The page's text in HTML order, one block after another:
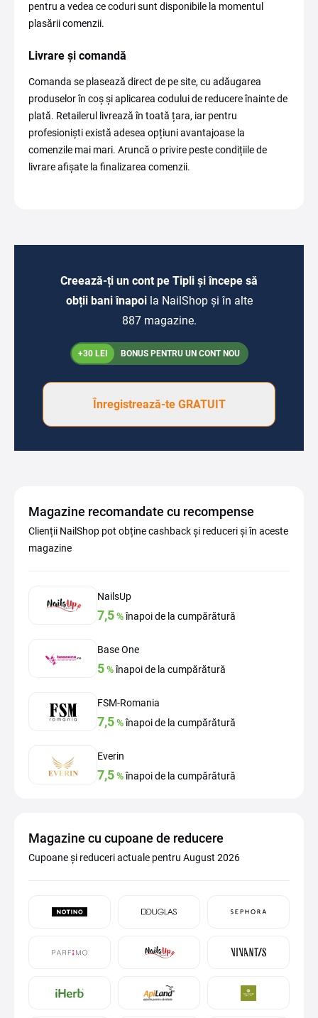
pentru a vedea ce coduri sunt disponibile la momentul
plasării comenzii.
Livrare și comandă
Comanda se plasează direct de pe site, cu adăugarea
produselor în coș și aplicarea codului de reducere înainte de
plată. Retailerul livrează în toată țara, iar pentru
profesioniști există adesea opțiuni avantajoase la
comenzile mai mari. Aruncă o privire peste condițiile de
livrare afișate la finalizarea comenzii.
Creează-ți un cont pe Tipli și începe să
obții bani înapoi la NailShop și în alte
887 magazine.
+30 LEI BONUS PENTRU UN CONT NOU
Înregistrează-te GRATUIT
Magazine recomandate cu recompense
Clienții NailShop pot obține cashback și reduceri și în aceste
magazine
NailsUp
7,5%înapoi de la cumpărătură
Base One
5%înapoi de la cumpărătură
FSM-Romania
7,5%înapoi de la cumpărătură
Everin
7,5%înapoi de la cumpărătură
Magazine cu cupoane de reducere
Cupoane și reduceri actuale pentru August 2026